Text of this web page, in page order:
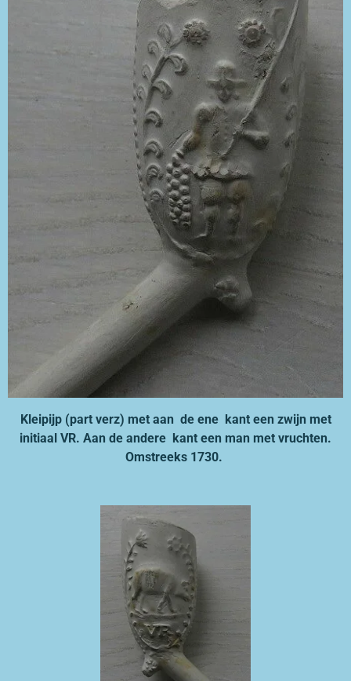
Kleipijp (part verz) met aan de ene kant een zwijn met
initiaal VR. Aan de andere kant een man met vruchten.
Omstreeks 1730.